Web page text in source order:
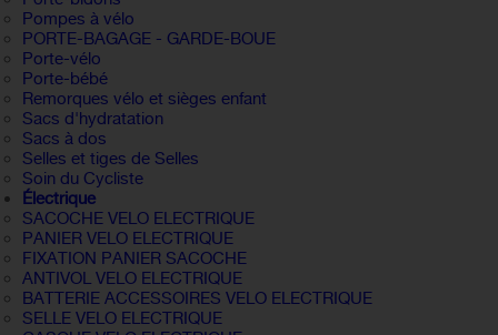
Pompes à vélo
PORTE-BAGAGE - GARDE-BOUE
Porte-vélo
Porte-bébé
Remorques vélo et sièges enfant
Sacs d'hydratation
Sacs à dos
Selles et tiges de Selles
Soin du Cycliste
Électrique
SACOCHE VELO ELECTRIQUE
PANIER VELO ELECTRIQUE
FIXATION PANIER SACOCHE
ANTIVOL VELO ELECTRIQUE
BATTERIE ACCESSOIRES VELO ELECTRIQUE
SELLE VELO ELECTRIQUE